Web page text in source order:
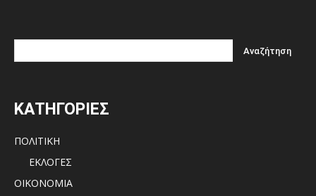
ΚΑΤΗΓΟΡΙΕΣ
ΠΟΛΙΤΙΚΗ
ΕΚΛΟΓΕΣ
ΟΙΚΟΝΟΜΙΑ